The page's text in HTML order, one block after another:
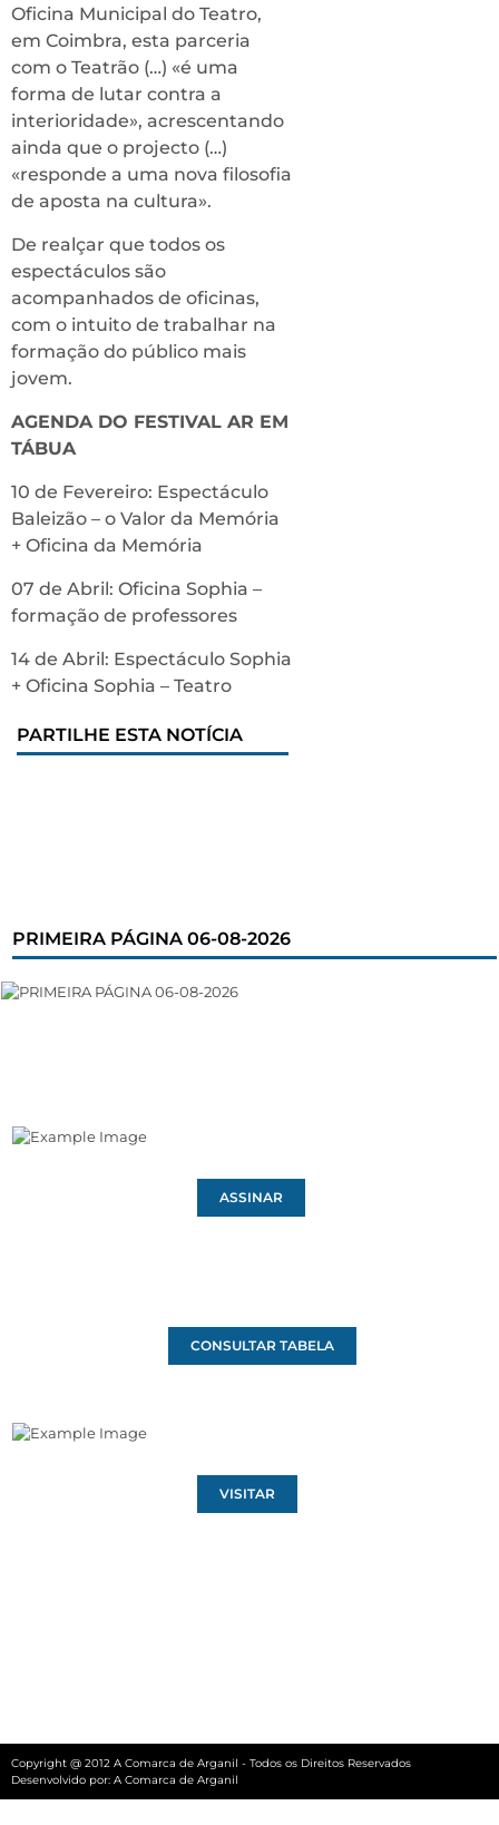
Oficina Municipal do Teatro,
em Coimbra, esta parceria
com o Teatrão (…) «é uma
forma de lutar contra a
interioridade», acrescentando
ainda que o projecto (…)
«responde a uma nova filosofia
de aposta na cultura».
De realçar que todos os
espectáculos são
acompanhados de oficinas,
com o intuito de trabalhar na
formação do público mais
jovem.
AGENDA DO FESTIVAL AR EM
TÁBUA
10 de Fevereiro: Espectáculo
Baleizão – o Valor da Memória
+ Oficina da Memória
07 de Abril: Oficina Sophia –
formação de professores
14 de Abril: Espectáculo Sophia
+ Oficina Sophia – Teatro
PARTILHE ESTA NOTÍCIA
PRIMEIRA PÁGINA 06-08-2026
ASSINAR
CONSULTAR TABELA
VISITAR
Copyright @ 2012 A Comarca de Arganil - Todos os Direitos Reservados
Desenvolvido por: A Comarca de Arganil